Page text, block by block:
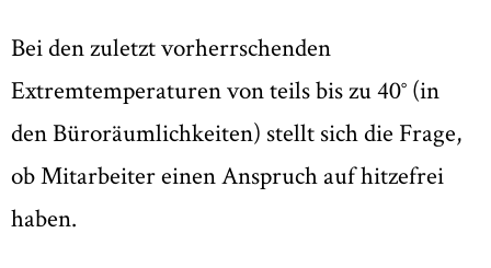
Bei den zuletzt vorherrschenden
Extremtemperaturen von teils bis zu 40° (in
den Büroräumlichkeiten) stellt sich die Frage,
ob Mitarbeiter einen Anspruch auf hitzefrei
haben.